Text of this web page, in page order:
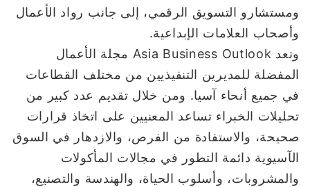
ومستشارو التسويق الرقمي، إلى جانب رواد الأعمال
وأصحاب العلامات الإبداعية.
وتعد Asia Business Outlook مجلة الأعمال
المفضلة للمديرين التنفيذيين من مختلف القطاعات
في جميع أنحاء آسيا. ومن خلال تقديم عدد كبير من
تحليلات الخبراء تساعد المعنيين على اتخاذ قرارات
صحيحة، والاستفادة من الفرص، والازدهار في السوق
الآسيوية دائمة التطور في مجالات المأكولات
والمشروبات، وأسلوب الحياة، والهندسة والتصنيع،